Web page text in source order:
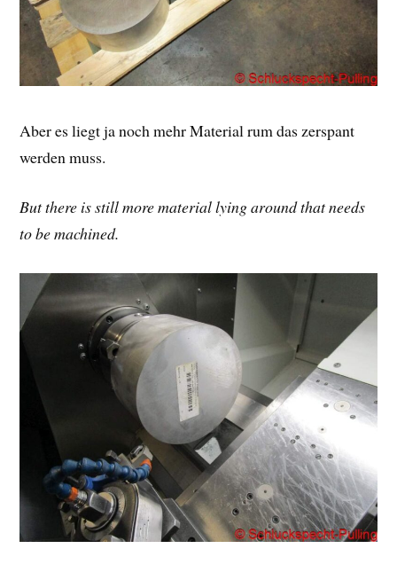
Aber es liegt ja noch mehr Material rum das zerspant
werden muss.
But there is still more material lying around that needs
to be machined.